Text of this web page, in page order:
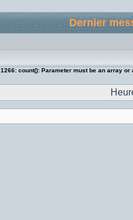
Dernier
1266: count(): Parameter must be an array